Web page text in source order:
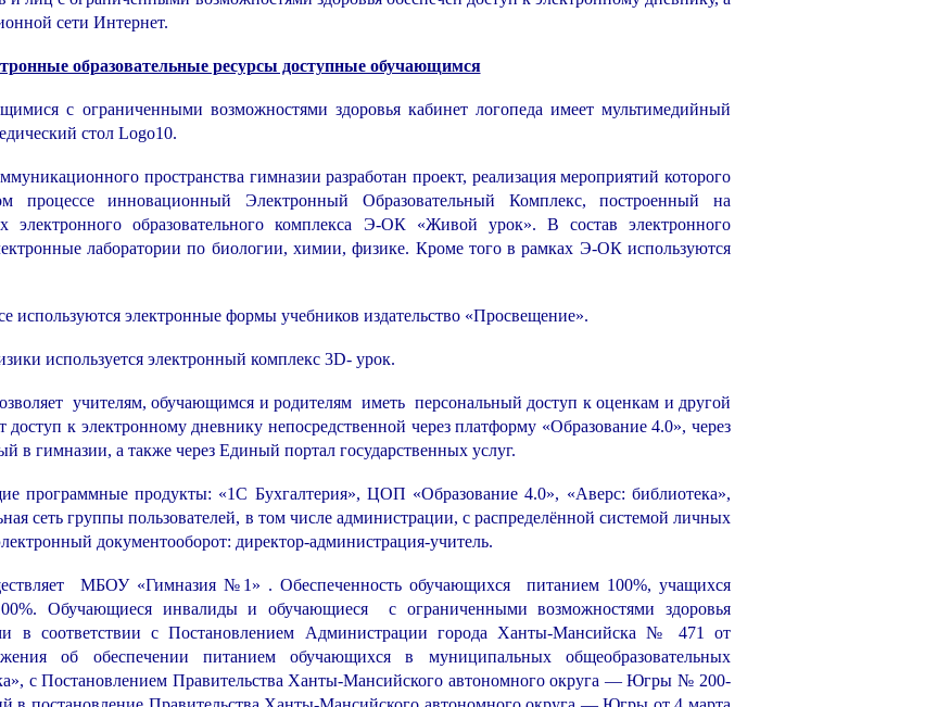
сети Интернет.
образовательные ресурсы доступные обучающимся
с ограниченными возможностями здоровья кабинет логопеда имеет мультимедийный
стол Logo10.
пространства гимназии разработан проект, реализация мероприятий которого
процессе инновационный Электронный Образовательный Комплекс, построенный на
электронного образовательного комплекса Э-ОК «Живой урок». В состав электронного
лаборатории по биологии, химии, физике. Кроме того в рамках Э-ОК используются
используются электронные формы учебников издательство «Просвещение».
используется электронный комплекс 3D- урок.
учителям, обучающимся и родителям иметь персональный доступ к оценкам и другой
к электронному дневнику непосредственной через платформу «Образование 4.0», через
в гимназии, а также через Единый портал государственных услуг.
программные продукты: «1С Бухгалтерия», ЦОП «Образование 4.0», «Аверс: библиотека»,
сеть группы пользователей, в том числе администрации, с распределённой системой личных
документооборот: директор-администрация-учитель.
МБОУ «Гимназия №1» . Обеспеченность обучающихся питанием 100%, учащихся
Обучающиеся инвалиды и обучающиеся с ограниченными возможностями здоровья
в соответствии с Постановлением Администрации города Ханты-Мансийска № 471 от
об обеспечении питанием обучающихся в муниципальных общеобразовательных
с Постановлением Правительства Ханты-Мансийского автономного округа — Югры № 200-